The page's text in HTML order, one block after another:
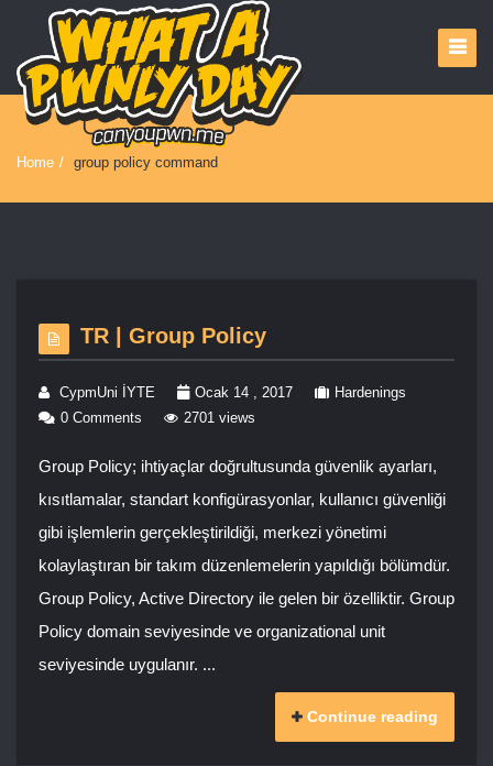
Home / group policy command
TR | Group Policy
CypmUni İYTE Ocak 14 , 2017
Hardenings
0 Comments
2701 views
Group Policy; ihtiyaçlar doğrultusunda güvenlik ayarları,
kısıtlamalar, standart konfigürasyonlar, kullanıcı güvenliği
gibi işlemlerin gerçekleştirildiği, merkezi yönetimi
kolaylaştıran bir takım düzenlemelerin yapıldığı bölümdür.
Group Policy, Active Directory ile gelen bir özelliktir. Group
Policy domain seviyesinde ve organizational unit
seviyesinde uygulanır. ...
Continue reading